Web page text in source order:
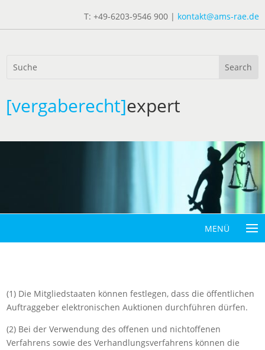
T: +49-6203-9546 900 | kontakt@ams-rae.de
[vergaberecht]expert
(1) Die Mitgliedstaaten können festlegen, dass die öffentlichen
Auftraggeber elektronischen Auktionen durchführen dürfen.
(2) Bei der Verwendung des offenen und nichtoffenen
Verfahrens sowie des Verhandlungsverfahrens können die